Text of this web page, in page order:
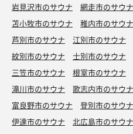
岩見沢市のサウナ
網走市のサウナ
苫小牧市のサウナ
稚内市のサウナ
芦別市のサウナ
江別市のサウナ
紋別市のサウナ
士別市のサウナ
三笠市のサウナ
根室市のサウナ
滝川市のサウナ
歌志内市のサウナ
富良野市のサウナ
登別市のサウナ
伊達市のサウナ
北広島市のサウナ